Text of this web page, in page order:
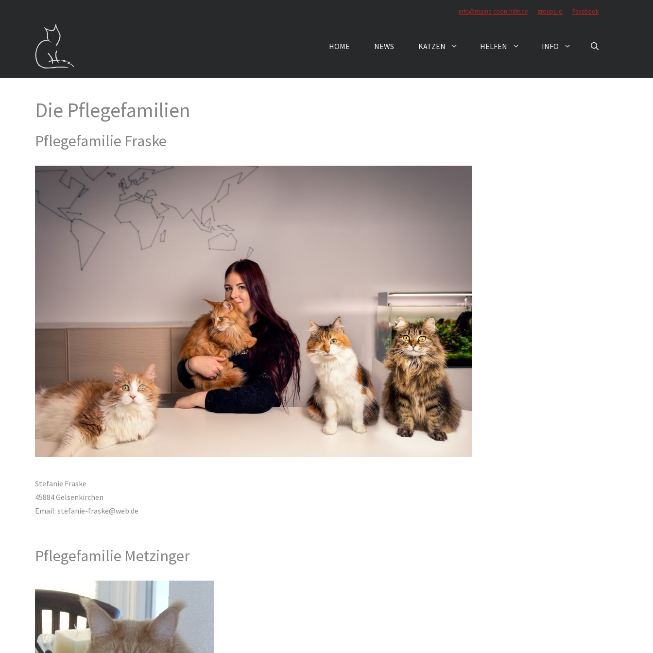
info@maine-coon-hilfe.de groups.io Facebook
HOME NEWS KATZEN HELFEN INFO
Die Pflegefamilien
Pflegefamilie Fraske
Stefanie Fraske
45884 Gelsenkirchen
Email: stefanie-fraske@web.de
Pflegefamilie Metzinger